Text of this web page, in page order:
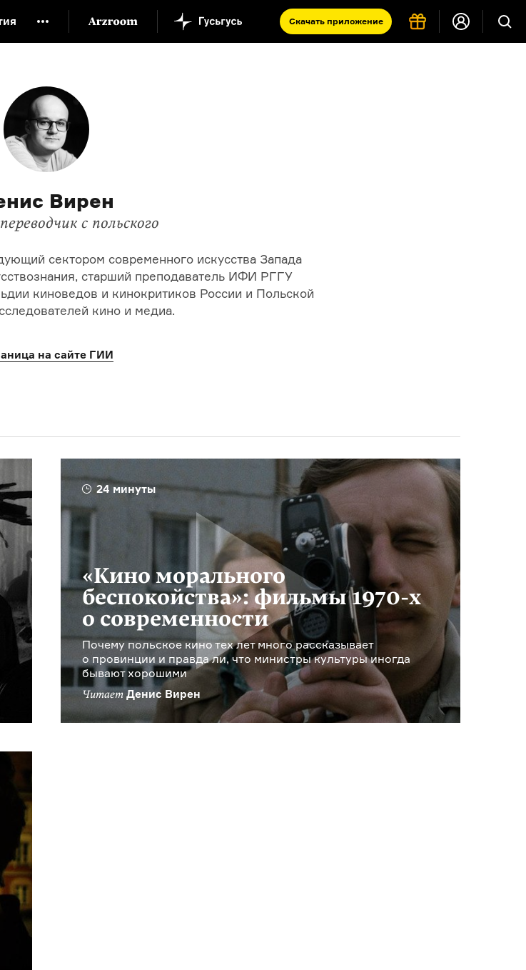
Скачать приложение
Русская литература XX века
Вирен
с польского
сектором современного искусства Запада
старший преподаватель ИФИ РГГУ
киноведов и кинокритиков России и Польской
кино и медиа.
на сайте ГИИ
24 минуты
«Кино морального
беспокойства»: фильмы1970-х
о современности
Почему польское кино тех лет много рассказывает
о провинции и правда ли, что министры культуры иногда
бывают хорошими
Читает Денис Вирен